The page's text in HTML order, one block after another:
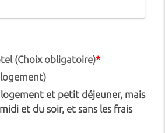
(Choix obligatoire)*
et petit déjeuner, mais
et du soir, et sans les frais